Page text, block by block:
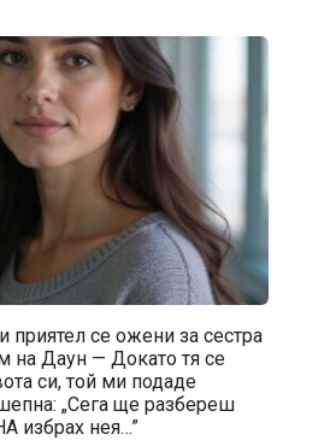
приятел се ожени за сестра
на Даун — Докато тя се
си, той ми подаде
„Сега ще разбереш
избрах нея…”